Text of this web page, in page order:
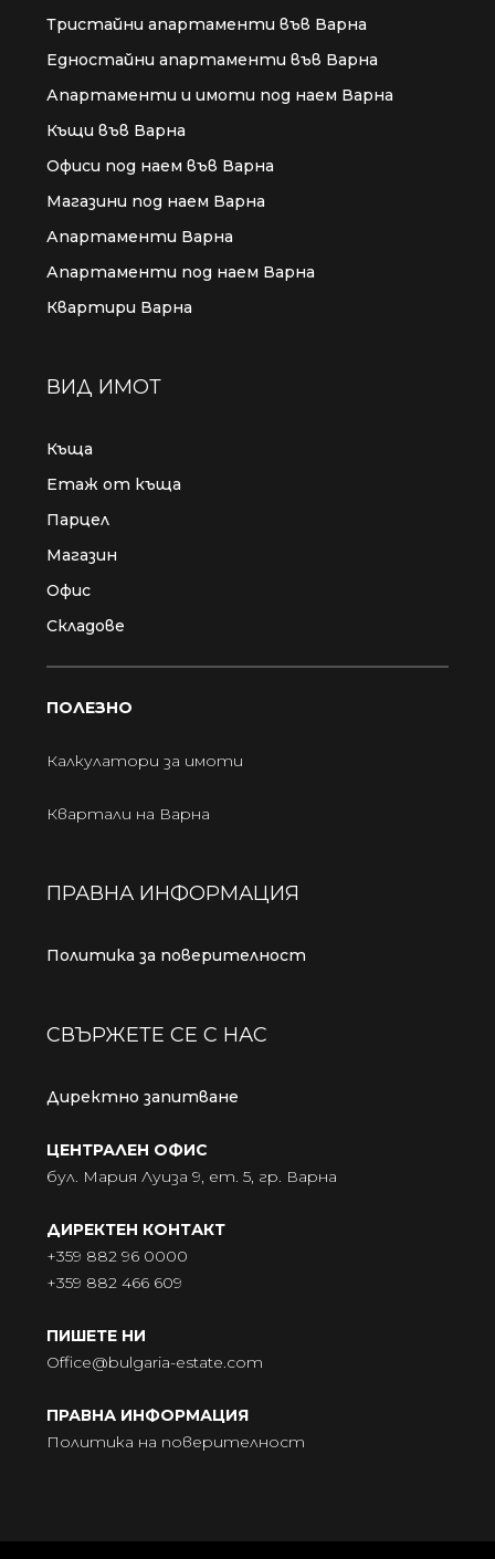
Тристайни апартаменти във Варна
Едностайни апартаменти във Варна
Апартаменти и имоти под наем Варна
Къщи във Варна
Офиси под наем във Варна
Магазини под наем Варна
Апартаменти Варна
Апартаменти под наем Варна
Квартири Варна
ВИД ИМОТ
Къща
Етаж от къща
Парцел
Магазин
Офис
Складове
ПОЛЕЗНО
Калкулатори за имоти
Квартали на Варна
ПРАВНА ИНФОРМАЦИЯ
Политика за поверителност
СВЪРЖЕТЕ СЕ С НАС
Директно запитване
ЦЕНТРАЛЕН ОФИС
бул. Мария Луиза 9, ет. 5, гр. Варна
ДИРЕКТЕН КОНТАКТ
+359 882 96 0000
+359 882 466 609
ПИШЕТЕ НИ
Office@bulgaria-estate.com
ПРАВНА ИНФОРМАЦИЯ
Политика на поверителност